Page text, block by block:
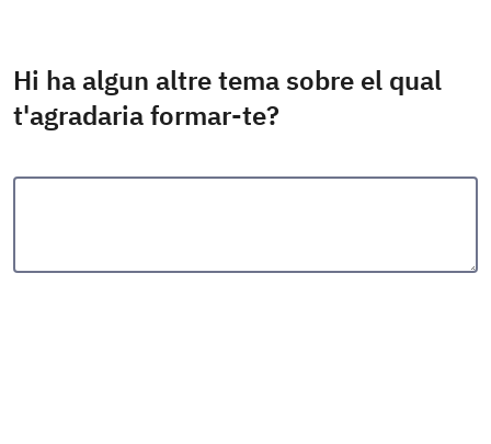
Hi ha algun altre tema sobre el qual
t'agradaria formar-te?